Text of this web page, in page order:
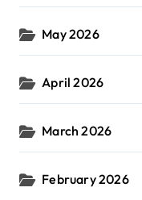
May 2026
April 2026
March 2026
February 2026